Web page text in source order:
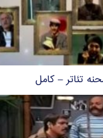
تئاتر – کامل